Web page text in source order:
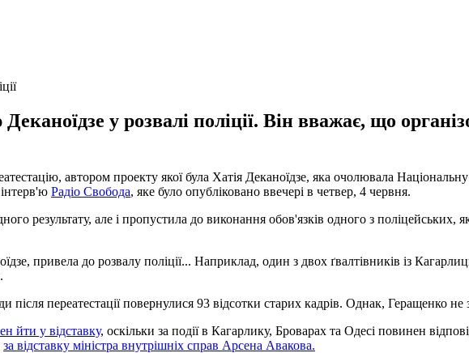
у розвалі поліції. Він вважає, що
автором проекту якої була Хатія Деканоїдзе, яка очолювала
Радіо Свобода, яке було опубліковано ввечері в четвер, 4 червня.
результату, але і пропустила до виконання обов'язків одного з поліцейських,
привела до розвалу поліції... Наприклад, один з двох ґвалтівників із
після переатестації повернулися 93 відсотки старих кадрів. Однак, Геращенко
йти у відставку, оскільки за події в Кагарлику, Броварах та Одесі повинен
за відставку міністра внутрішніх справ Арсена Авакова.